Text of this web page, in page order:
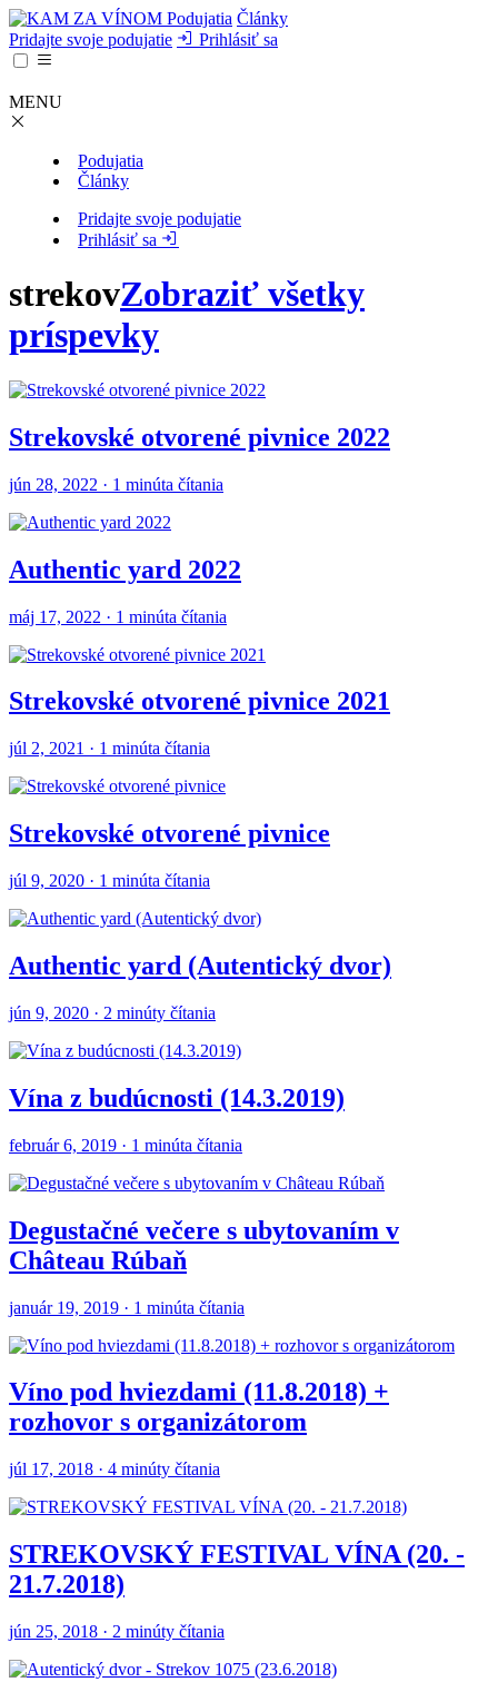
Podujatia Články
Pridajte svoje podujatie
Prihlásiť sa
MENU
Podujatia
Články
Pridajte svoje podujatie
Prihlásiť sa
strekovZobraziť všetky
príspevky
Strekovské otvorené pivnice 2022
jún 28, 2022 · 1 minúta čítania
Authentic yard 2022
máj 17, 2022 · 1 minúta čítania
Strekovské otvorené pivnice 2021
júl 2, 2021 · 1 minúta čítania
Strekovské otvorené pivnice
júl 9, 2020 · 1 minúta čítania
Authentic yard (Autentický dvor)
jún 9, 2020 · 2 minúty čítania
Vína z budúcnosti (14.3.2019)
február 6, 2019 · 1 minúta čítania
Degustačné večere s ubytovaním v
Château Rúbaň
január 19, 2019 · 1 minúta čítania
Víno pod hviezdami (11.8.2018) +
rozhovor s organizátorom
júl 17, 2018 · 4 minúty čítania
STREKOVSKÝ FESTIVAL VÍNA (20. -
21.7.2018)
jún 25, 2018 · 2 minúty čítania